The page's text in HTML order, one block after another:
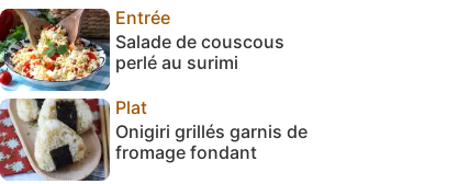
Entrée
Salade de couscous
perlé au surimi
Plat
Onigiri grillés garnis de
fromage fondant